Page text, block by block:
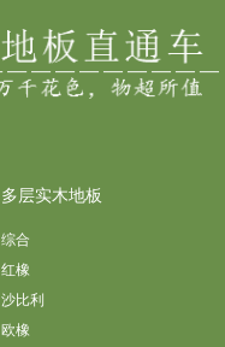
多层实木地板
综合
红橡
沙比利
欧橡